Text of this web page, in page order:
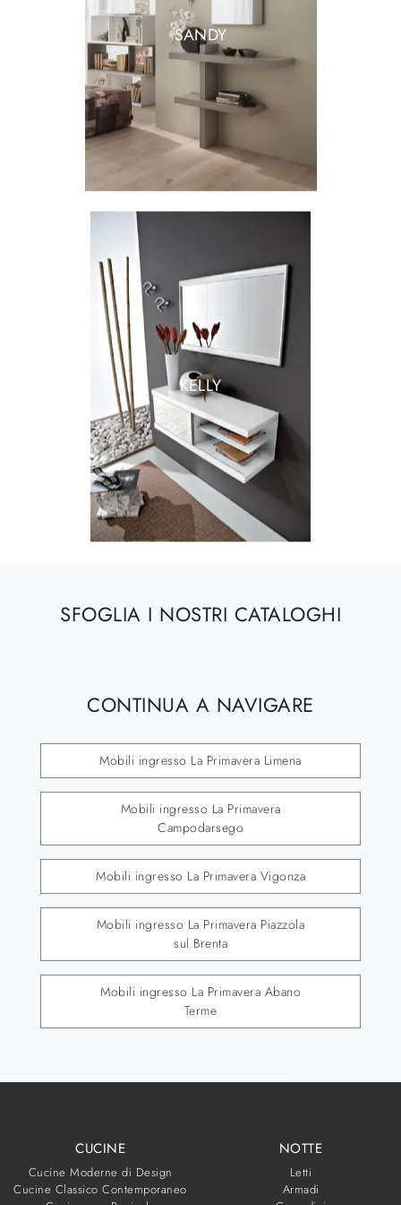
SANDY
KELLY
SFOGLIA I NOSTRI CATALOGHI
CONTINUA A NAVIGARE
Mobili ingresso La Primavera Limena
Mobili ingresso La Primavera
Campodarsego
Mobili ingresso La Primavera Vigonza
Mobili ingresso La Primavera Piazzola
sul Brenta
Mobili ingresso La Primavera Abano
Terme
CUCINE
Cucine Moderne di Design
Cucine Classico Contemporaneo
NOTTE
Letti
Armadi